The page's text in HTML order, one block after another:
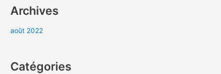
Archives
août 2022
Catégories